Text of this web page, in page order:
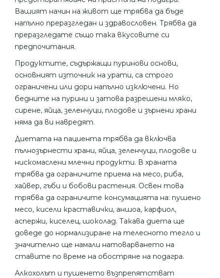
Вашият начин на живот ще трябва да бъде
напълно преразгледан и здравословен. Трябва да
преразгледате също така вкусовите си
предпочитания.
Продуктите, съдържащи пуринови основи,
основният източник на урати, са строго
ограничени или дори напълно изключени. Но
бедните на пурини и затова разрешени мляко,
сирене, яйца, зеленчуци, плодове и зърнени храни
няма да ви навредят.
Диетата на пациента трябва да включва
пълнозърнести храни, яйца, зеленчуци, плодове и
нискомаслени млечни продукти. В храната
трябва да ограничите приема на месо, риба,
хайвер, гъби и бобови растения. Освен това
трябва да ограничите консумацията на: пушено
месо, кисели краставички, аншоа, карфиол,
аспержи, киселец, шоколад. Такава диета ще
доведе до нормализиране на телесното тегло и
значително ще намали натоварването на
ставите по време на обостряне на подагра.
Алкохолът и пушенето възпрепятстват